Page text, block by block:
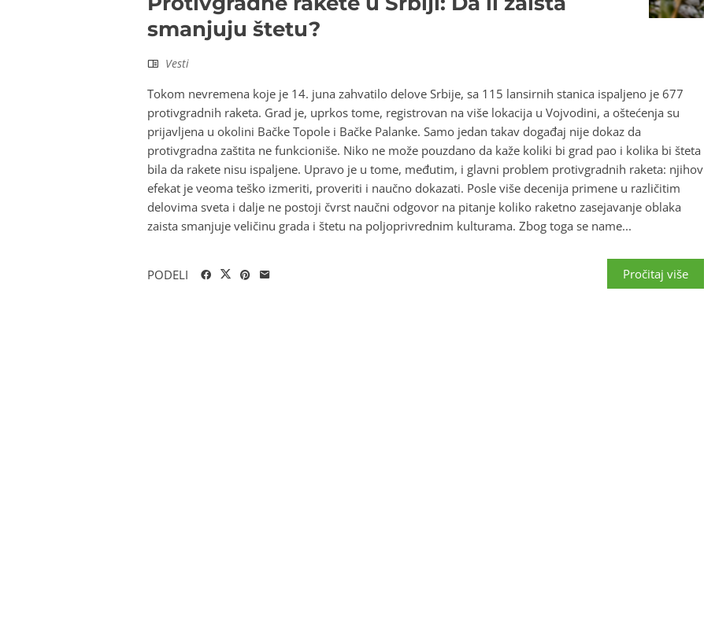
smanjuju štetu?
Vesti
Tokom nevremena koje je 14. juna zahvatilo delove Srbije, sa 115 lansirnih stanica ispaljeno je 677
protivgradnih raketa. Grad je, uprkos tome, registrovan na više lokacija u Vojvodini, a oštećenja su
prijavljena u okolini Bačke Topole i Bačke Palanke. Samo jedan takav događaj nije dokaz da
protivgradna zaštita ne funkcioniše. Niko ne može pouzdano da kaže koliki bi grad pao i kolika bi šteta
bila da rakete nisu ispaljene. Upravo je u tome, međutim, i glavni problem protivgradnih raketa: njihov
efekat je veoma teško izmeriti, proveriti i naučno dokazati. Posle više decenija primene u različitim
delovima sveta i dalje ne postoji čvrst naučni odgovor na pitanje koliko raketno zasejavanje oblaka
zaista smanjuje veličinu grada i štetu na poljoprivrednim kulturama. Zbog toga se name...
Pročitaj više
PODELI